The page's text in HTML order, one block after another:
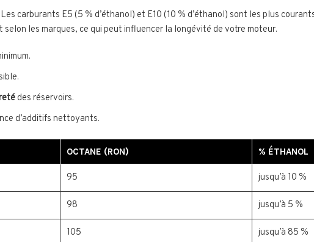
Les carburants E5 (5 % d’éthanol) et E10 (10 % d’éthanol) sont les plus
les marques, ce qui peut influencer la longévité de votre moteur.
des réservoirs.
d’additifs nettoyants.
OCTANE (RON) % ÉTHANOL
95 jusqu’à 10 %
98 jusqu’à 5 %
105 jusqu’à 85 %